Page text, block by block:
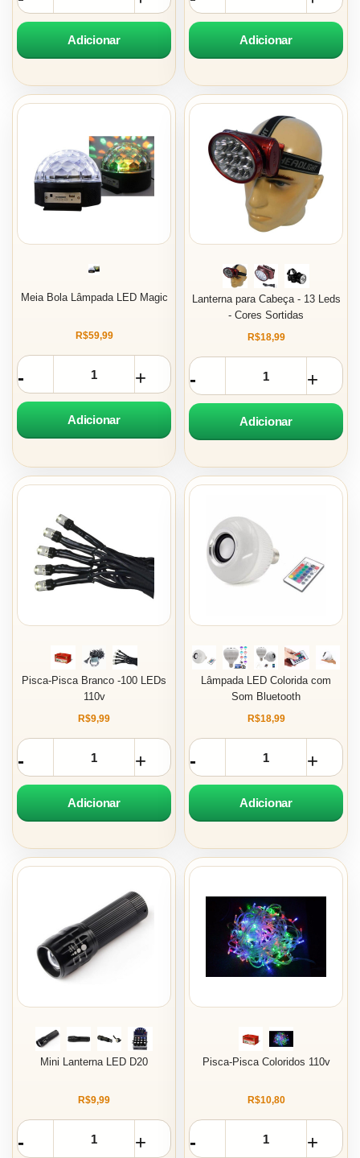
Adicionar Adicionar
Meia Bola Lâmpada LED Magic
R$59,99
Adicionar
Lanterna para Cabeça - 13 Leds
- Cores Sortidas
R$18,99
Adicionar
Pisca-Pisca Branco -100 LEDs
110v
R$9,99
Adicionar
Lâmpada LED Colorida com
Som Bluetooth
R$18,99
Adicionar
Mini Lanterna LED D20
R$9,99
Pisca-Pisca Coloridos 110v
R$10,80